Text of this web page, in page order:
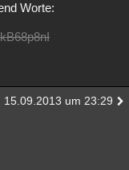
Worte:
15.09.2013 um 23:29